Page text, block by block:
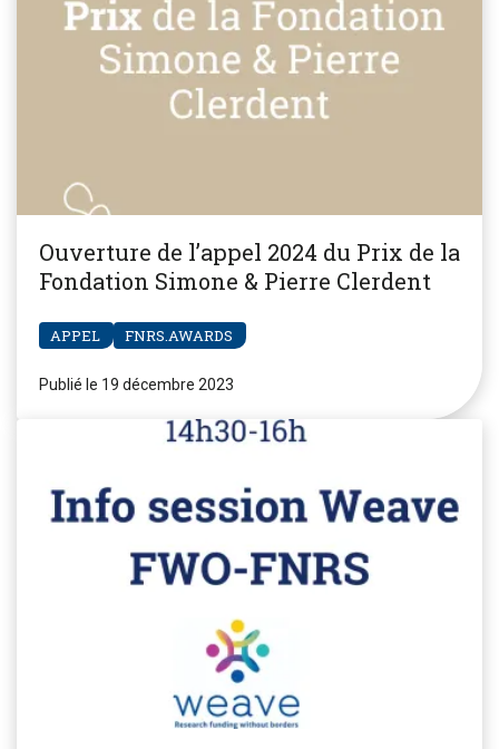
Ouverture de l’appel 2024 du Prix de la
Fondation Simone & Pierre Clerdent
APPEL FNRS.AWARDS
Publié le 19 décembre 2023